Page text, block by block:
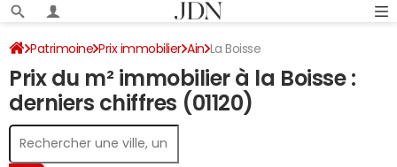
Patrimoine Prix immobilier Ain La Boisse
Prix du m² immobilier à la Boisse :
derniers chiffres (01120)